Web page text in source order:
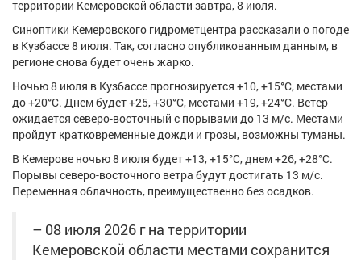
Работа Транспорт Компании
Афиша Обучение
Товары Поздравления
территории Кемеровской области завтра, 8 июля.
Синоптики Кемеровского гидрометцентра рассказали о погоде
в Кузбассе 8 июля. Так, согласно опубликованным данным, в
регионе снова будет очень жарко.
Ночью 8 июля в Кузбассе прогнозируется +10, +15°С, местами
до +20°С. Днем будет +25, +30°С, местами +19, +24°С. Ветер
ожидается северо-восточный с порывами до 13 м/с. Местами
пройдут кратковременные дожди и грозы, возможны туманы.
В Кемерове ночью 8 июля будет +13, +15°С, днем +26, +28°С.
Порывы северо-восточного ветра будут достигать 13 м/с.
Переменная облачность, преимущественно без осадков.
– 08 июля 2026 г на территории
Кемеровской области местами сохранится